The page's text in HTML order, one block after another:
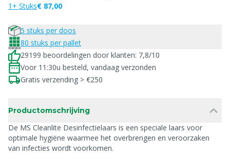
1+ Stuks€ 87,00
5 stuks per doos
80 stuks per pallet
29199 beoordelingen door klanten: 7,8/10
Voor 11:30u besteld, vandaag verzonden
Gratis verzending > €250
Productomschrijving
De MS Cleanlite Desinfectielaars is een speciale laars voor
optimale hygiëne waarmee het overbrengen en veroorzaken
van infecties wordt voorkomen.